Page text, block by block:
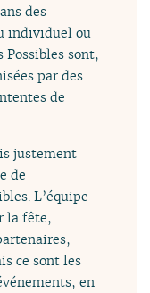
des
individuel ou
Possibles sont,
par des
de
justement
de
L’équipe
la fête,
ce sont les
en